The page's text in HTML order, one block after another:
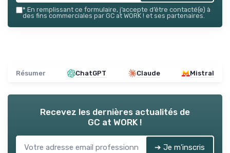
* En remplissant ce formulaire, j’accepte d’être contacté(e) à
des fins commerciales par GC at WORK ! et ses partenaires.
Résumer ChatGPT Claude Mistral
Recevez les dernières actualités de
GC at WORK !
➔ Je m'inscris